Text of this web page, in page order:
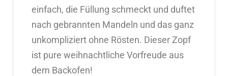
einfach, die Füllung schmeckt und duftet
nach gebrannten Mandeln und das ganz
unkompliziert ohne Rösten. Dieser Zopf
ist pure weihnachtliche Vorfreude aus
dem Backofen!